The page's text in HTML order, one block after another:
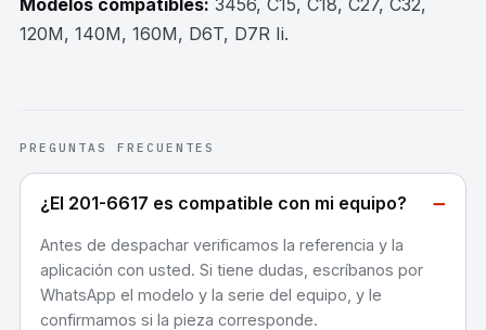
Modelos compatibles: 3456, C15, C18, C27, C32,
120M, 140M, 160M, D6T, D7R Ii.
PREGUNTAS FRECUENTES
¿El 201-6617 es compatible con mi equipo? −
Antes de despachar verificamos la referencia y la
aplicación con usted. Si tiene dudas, escríbanos por
WhatsApp el modelo y la serie del equipo, y le
confirmamos si la pieza corresponde.